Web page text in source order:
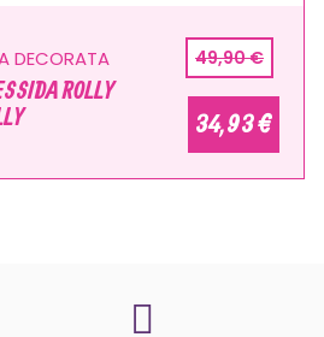
DECORATA
ROLLY
49,90 €
34,93 €